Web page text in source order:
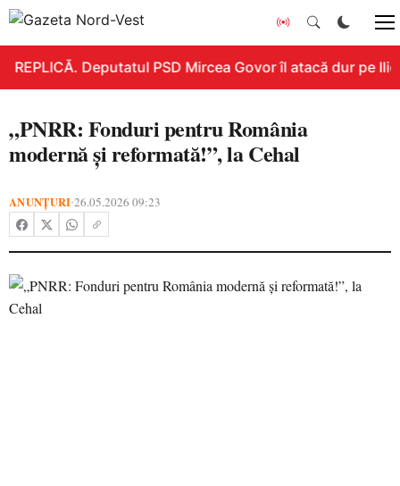
REPLICĂ. Deputatul PSD Mircea Govor îl atacă dur pe
„PNRR: Fonduri pentru România
modernă și reformată!”, la Cehal
ANUNȚURI•26.05.2026 09:23